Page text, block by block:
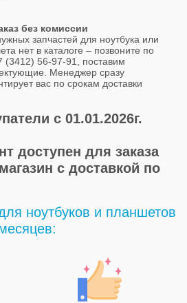
без комиссии
запчастей для ноутбука или
нет в каталоге – позвоните по
(3412) 56-97-91, поставим
Менеджер сразу
вас по срокам доставки
с 01.01.2026г.
доступен для заказа
с доставкой по
ноутбуков и планшетов